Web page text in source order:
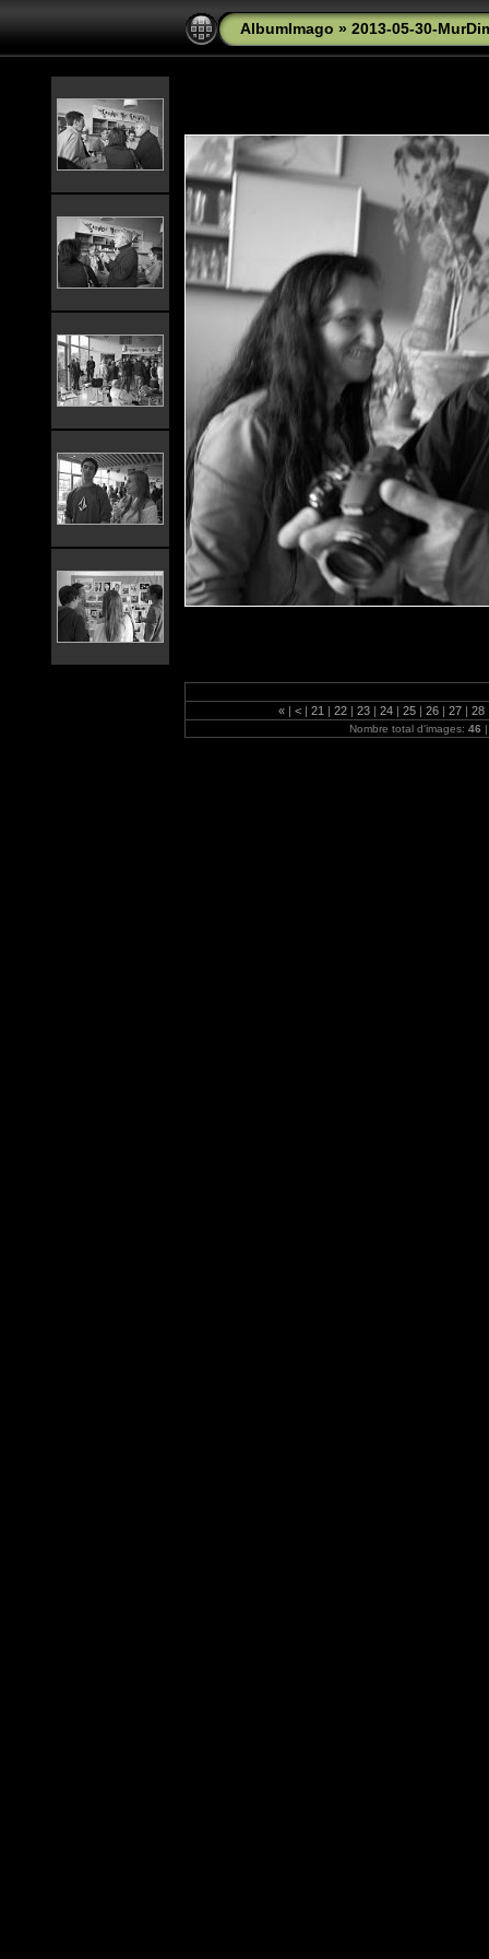
AlbumImago » 2013-05-30-
« | < | 21 | 22 | 23 | 24 | 25 | 26 | 27 | 28
Nombre total d'images: 46